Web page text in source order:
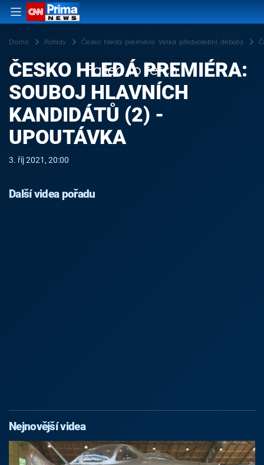
Domů Pořady Česko hledá premiéra: Velká předvolební debata
Failed to fetch
ČESKO HLEDÁ PREMIÉRA:
SOUBOJ HLAVNÍCH
KANDIDÁTŮ (2) -
UPOUTÁVKA
3. říj 2021, 20:00
Další videa pořadu
Nejnovější videa